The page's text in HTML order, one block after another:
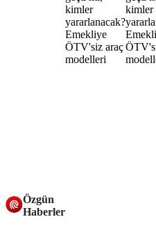
Özgün
Haberler